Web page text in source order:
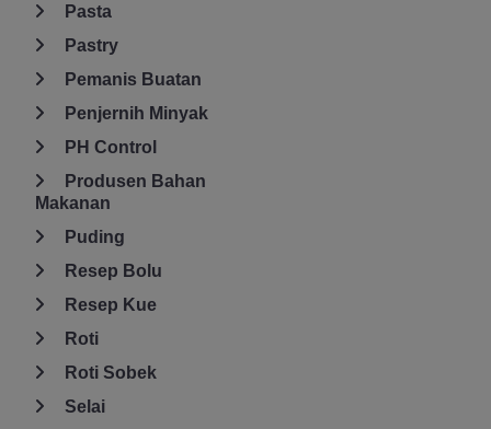
Pasta
Pastry
Pemanis Buatan
Penjernih Minyak
PH Control
Produsen Bahan
Makanan
Puding
Resep Bolu
Resep Kue
Roti
Roti Sobek
Selai